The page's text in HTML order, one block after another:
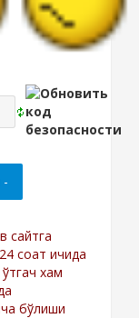
сайтга
соат ичида
хам
бўлиши